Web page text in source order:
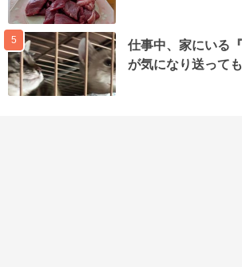
5
仕事中、家にいる
が気になり送って